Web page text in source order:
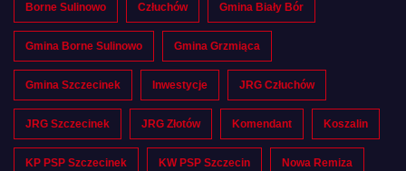
Borne Sulinowo Człuchów Gmina Biały Bór
Gmina Borne Sulinowo Gmina Grzmiąca
Gmina Szczecinek Inwestycje JRG Człuchów
JRG Szczecinek JRG Złotów Komendant Koszalin
KP PSP Szczecinek KW PSP Szczecin Nowa Remiza